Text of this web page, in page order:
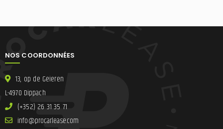
NOS COORDONNÉES
13, op de Geieren
L-4970 Dippach
(+352) 26 31 35 71
moc.esae
lracorp@of
ni